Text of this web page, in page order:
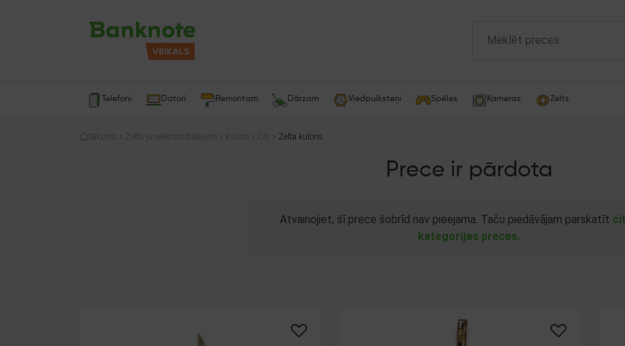
Telefoni Datori Remontam Dārzam Viedpulksteņi Spēles Kameras Zelts
Sākums Zelta juvelierizstrādājumi Kuloni Zelta kulons
Prece ir pārdota
Atvainojiet, šī prece šobrīd nav pieejama. Taču piedāvājam parskatīt
kategorijas preces.